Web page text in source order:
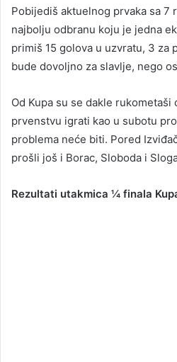
Pobijediš aktuelnog prvaka sa 7
najbolju odbranu koju je jedna
primiš 15 golova u uzvratu, 3 za
bude dovoljno za slavlje, nego
Od Kupa su se dakle
prvenstvu igrati kao u subotu
problema neće biti. Pored
prošli još i Borac, Sloboda i
Rezultati utakmica ¼ finala